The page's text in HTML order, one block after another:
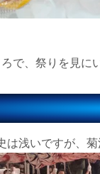
で、祭りを見に
浅いですが、